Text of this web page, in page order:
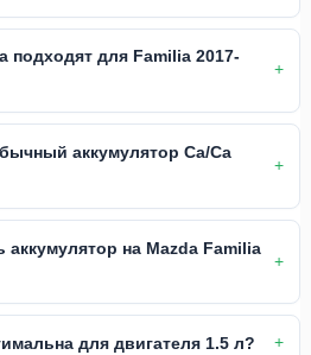
подходят для Familia 2017-
аккумулятор Ca/Ca
на Mazda Familia
для двигателя 1.5 л?